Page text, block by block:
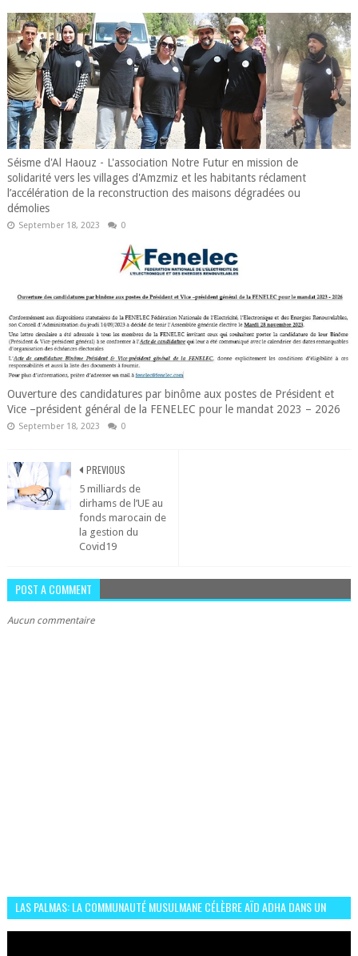
Séisme d'Al Haouz - L'association Notre Futur en mission de
solidarité vers les villages d'Amzmiz et les habitants réclament
l’accélération de la reconstruction des maisons dégradées ou
démolies
September 18, 2023 0
Ouverture des candidatures par binôme aux postes de Président et
Vice –président général de la FENELEC pour le mandat 2023 – 2026
September 18, 2023 0
PREVIOUS
5 milliards de
dirhams de l’UE au
fonds marocain de
la gestion du
Covid19
POST A COMMENT
Aucun commentaire
LAS PALMAS: LA COMMUNAUTÉ MUSULMANE CÉLÈBRE AÏD ADHA DANS UN